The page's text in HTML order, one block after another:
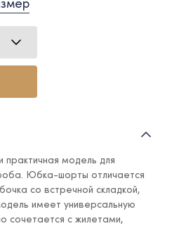
модель для
Юбка-шорты отличается
со встречной складкой,
имеет универсальную
сочетается с жилетами,